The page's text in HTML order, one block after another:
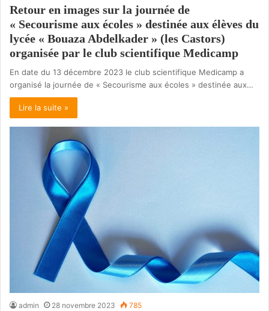
Retour en images sur la journée de
« Secourisme aux écoles » destinée aux élèves du
lycée « Bouaza Abdelkader » (les Castors)
organisée par le club scientifique Medicamp
En date du 13 décembre 2023 le club scientifique Medicamp a
organisé la journée de « Secourisme aux écoles » destinée aux…
Lire la suite »
admin 28 novembre 2023 785